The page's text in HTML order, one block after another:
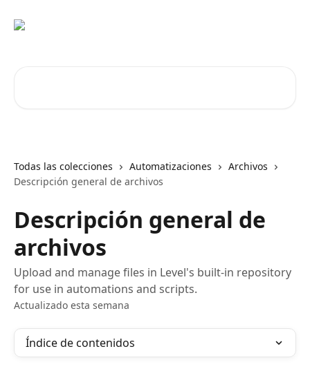
Todas las colecciones Automatizaciones
Archivos
Descripción general de archivos
Descripción general de
archivos
Upload and manage files in Level's built-in repository
for use in automations and scripts.
Actualizado esta semana
Índice de contenidos